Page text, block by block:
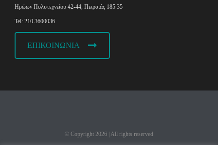
Ηρώων Πολυτεχνείου 42-44, Πειραιάς 185 35
Tel: 210 3600036
ΕΠΙΚΟΙΝΩΝΙΑ
© Copyright 2026 | All rights reserved